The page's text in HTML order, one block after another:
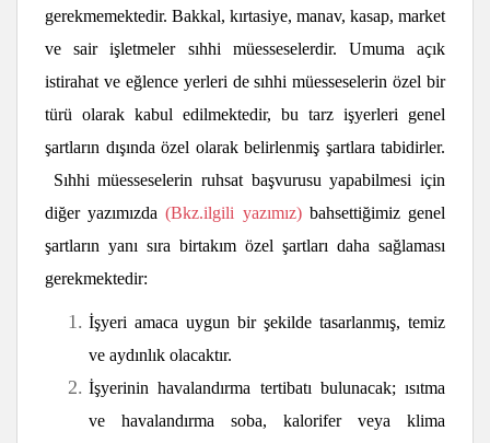
gerekmemektedir. Bakkal, kırtasiye, manav, kasap, market
ve sair işletmeler sıhhi müesseselerdir. Umuma açık
istirahat ve eğlence yerleri de sıhhi müesseselerin özel bir
türü olarak kabul edilmektedir, bu tarz işyerleri genel
şartların dışında özel olarak belirlenmiş şartlara tabidirler.
Sıhhi müesseselerin ruhsat başvurusu yapabilmesi için
diğer yazımızda(Bkz.ilgili yazımız)bahsettiğimiz genel
şartların yanı sıra birtakım özel şartları daha sağlaması
gerekmektedir:
İşyeri amaca uygun bir şekilde tasarlanmış, temiz
ve aydınlık olacaktır.
İşyerinin havalandırma tertibatı bulunacak; ısıtma
ve havalandırma soba, kalorifer veya klima